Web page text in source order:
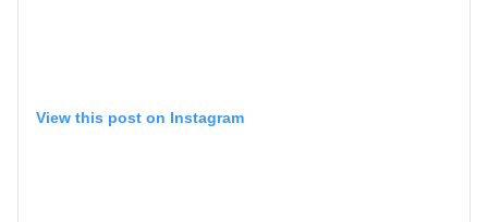
View this post on Instagram